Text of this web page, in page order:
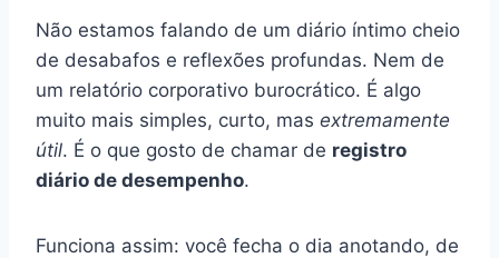
Não estamos falando de um diário íntimo cheio
de desabafos e reflexões profundas. Nem de
um relatório corporativo burocrático. É algo
muito mais simples, curto, mas extremamente
útil. É o que gosto de chamar de registro
diário de desempenho.
Funciona assim: você fecha o dia anotando, de